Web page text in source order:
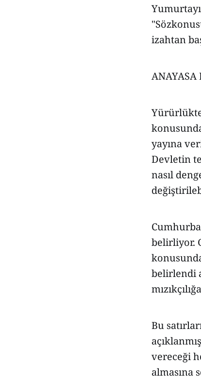
izahtan
ANAYASA
yayına
Devletin
nasıl
belirliyor.
belirlendi
Bu
vereceği
almasına